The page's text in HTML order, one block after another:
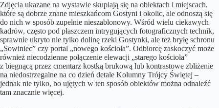
Zdjęcia ukazane na wystawie skupiają się na obiektach i miejscach,
które są dobrze znane mieszkańcom Gostyni i okolic, ale odnoszą się
do nich w sposób zupełnie nieszablonowy. Wśród wielu ciekawych
kadrów, często pod płaszczem intrygujących fotograficznych technik,
sprawnie ukryto nie tylko dolinę rzeki Gostynki, ale też bryłę schronu
„Sowiniec” czy portal „nowego kościoła”. Odbiorcę zaskoczyć może
również niecodzienne połączenie elewacji „starego kościoła”
z biegnącą przez cmentarz kostką brukową lub kontrastowe zbliżenie
na niedostrzegalne na co dzień detale Kolumny Trójcy Świętej –
jednak nie tylko, bo ujętych w ten sposób obiektów można odnaleźć
tam znacznie więcej.